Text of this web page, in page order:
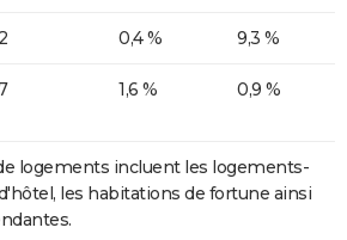
2 0,4 % 9,3 %
1,6 % 0,9 %
logements incluent les logements-
les habitations de fortune ainsi